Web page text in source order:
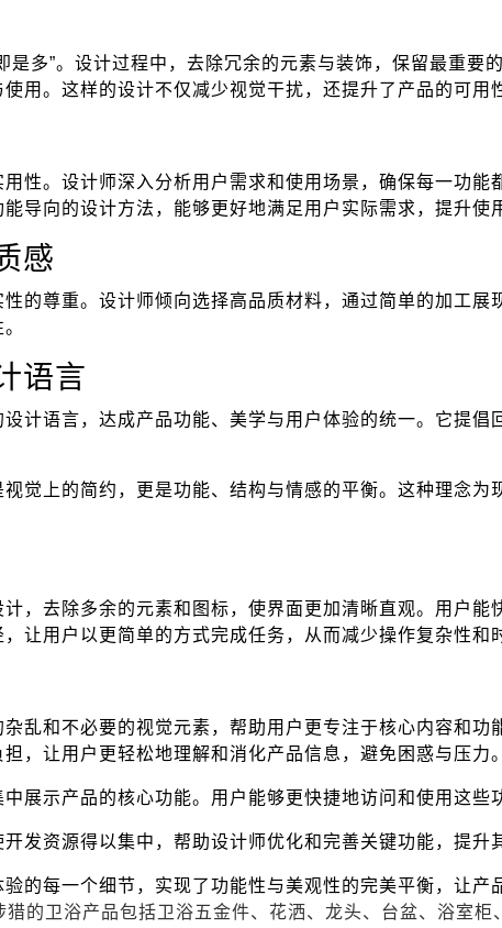
是多”。设计过程中，去除冗余的元素与装饰，保留最重
用。这样的设计不仅减少视觉干扰，还提升了产品的可用
性。设计师深入分析用户需求和使用场景，确保每一功
导向的设计方法，能够更好地满足用户实际需求，提升使
感
的尊重。设计师倾向选择高品质材料，通过简单的加工
语言
计语言，达成产品功能、美学与用户体验的统一。它提
觉上的简约，更是功能、结构与情感的平衡。这种理念
，去除多余的元素和图标，使界面更加清晰直观。用户
让用户以更简单的方式完成任务，从而减少操作复杂性和
乱和不必要的视觉元素，帮助用户更专注于核心内容和
，让用户更轻松地理解和消化产品信息，避免困惑与压力。
展示产品的核心功能。用户能够更快捷地访问和使用这些
发资源得以集中，帮助设计师优化和完善关键功能，提升
的每一个细节，实现了功能性与美观性的完美平衡，让产
的卫浴产品包括卫浴五金件、花洒、龙头、台盆、浴室